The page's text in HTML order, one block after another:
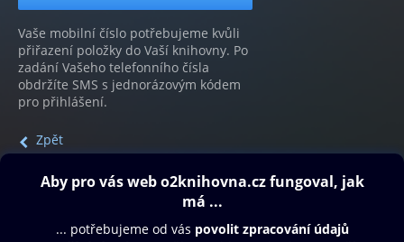
Vaše mobilní číslo potřebujeme kvůli
přiřazení položky do Vaší knihovny. Po
zadání Vašeho telefonního čísla
obdržíte SMS s jednorázovým kódem
pro přihlášení.
Zpět
Obsah ke stažení